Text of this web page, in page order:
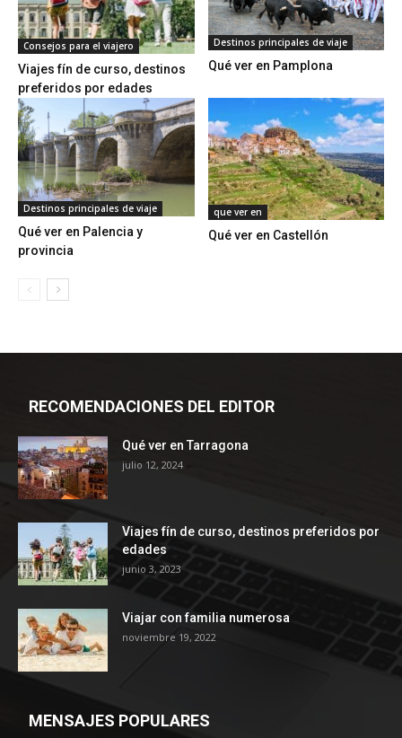
Consejos para el viajero
Viajes fín de curso, destinos
preferidos por edades
Destinos principales de viaje
Qué ver en Pamplona
Destinos principales de viaje
Qué ver en Palencia y
provincia
que ver en
Qué ver en Castellón
RECOMENDACIONES DEL EDITOR
Qué ver en Tarragona
julio 12, 2024
Viajes fín de curso, destinos preferidos por
edades
junio 3, 2023
Viajar con familia numerosa
noviembre 19, 2022
MENSAJES POPULARES